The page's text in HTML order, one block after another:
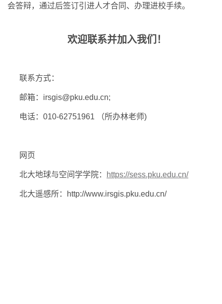
会答辩，通过后签订引进人才合同、办理进校手续。
欢迎联系并加入我们！
联系方式：
邮箱：irsgis@pku.edu.cn;
电话：010-62751961 （所办林老师)
网页
北大地球与空间学学院： https://sess.pku.edu.cn/
北大遥感所：http://www.irsgis.pku.edu.cn/